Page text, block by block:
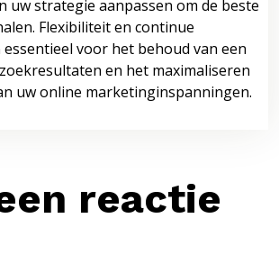
uw strategie aanpassen om de beste
Flexibiliteit en continue
voor het behoud van een
en het maximaliseren
uw online marketinginspanningen.
reactie